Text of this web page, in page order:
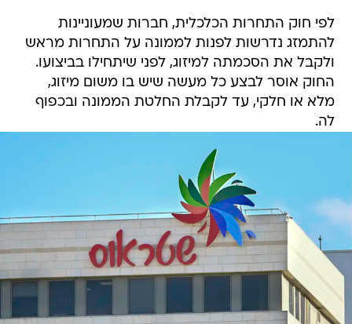
לפי חוק התחרות הכלכלית, חברות שמעוניינות
להתמזג נדרשות לפנות לממונה על התחרות מראש
ולקבל את הסכמתה למיזוג, לפני שיתחילו בביצועו.
החוק אוסר לבצע כל מעשה שיש בו משום מיזוג,
מלא או חלקי, עד לקבלת החלטת הממונה ובכפוף
לה.